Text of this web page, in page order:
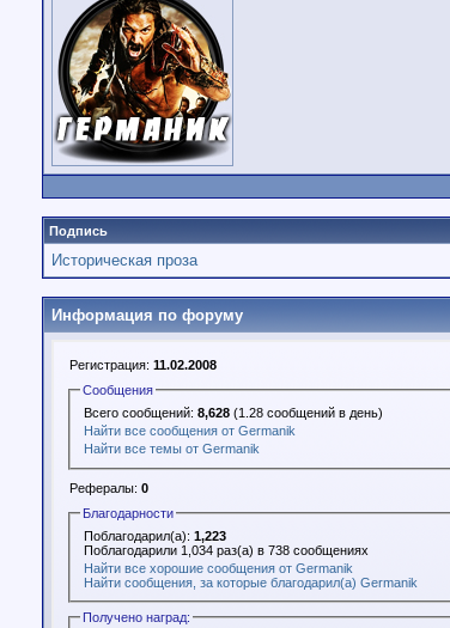
Подпись
Историческая проза
Информация по форуму
Регистрация: 11.02.2008
Сообщения
Всего сообщений:8,628 (1.28 сообщений в день)
Найти все сообщения от Germanik
Найти все темы от Germanik
Рефералы: 0
Благодарности
Поблагодарил(а):1,223
Поблагодарили 1,034 раз(а) в 738 сообщениях
Найти все хорошие сообщения от Germanik
Найти сообщения, за которые благодарил(а) Germanik
Получено наград: